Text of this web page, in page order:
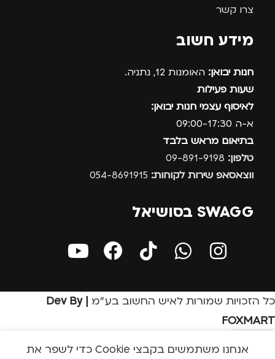
צרו קשר
מידע חשוב
חנות יבואן: האומנות 12, נתניה.
שעות פעילות
לאיסוף עצמי חנות יבואן:
א-ה 09:00-17:30
בתיאום מראש בלבד
טלפון:
ווצאסאפ שירות לקוחות:
SWAGG בסושיאל
כל הזכויות שמורות לאיש החשוב בע״מ
| Dev By
FOXMART
אנחנו משתמשים בקבצי Cookie כדי לשפר את שירות לקוחות
חנות